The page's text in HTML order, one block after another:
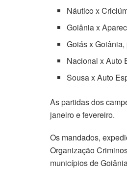
Náutico x
Goiânia x
Goiás x
Nacional x Auto
Sousa x Auto
As partidas dos
janeiro e fevereiro.
Os mandados,
Organização
municípios de